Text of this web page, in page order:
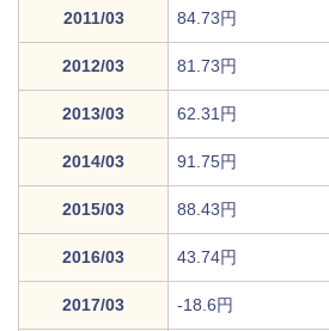
2011/03 84.73円
2012/03 81.73円
2013/03 62.31円
2014/03 91.75円
2015/03 88.43円
2016/03 43.74円
2017/03 -18.6円